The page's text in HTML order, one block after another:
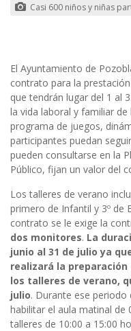
Casi 600 niños y niñas
El Ayuntamiento de
contrato para la
que tendrán lugar del 1 al
la vida laboral y familiar
programa de juegos,
participantes puedan
pueden consultarse en la
Público, fijan un valor del
Los talleres de verano
primero de Infantil y 3º de
contrato se le exige la
dos monitores. La
junio al 31 de julio ya
realizará la
los talleres de verano,
julio. Durante ese
habilitar el aula matinal de
talleres de 10:00 a 15:00